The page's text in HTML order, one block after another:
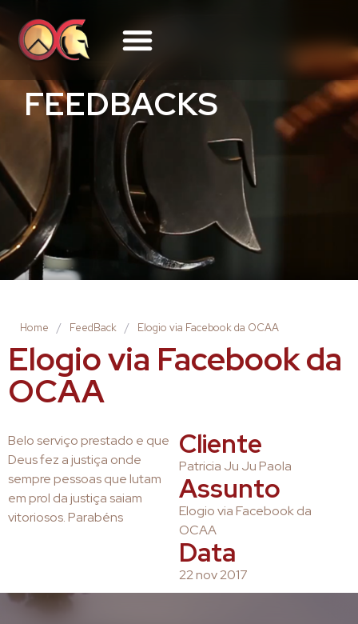
FEEDBACKS
Home / FeedBack / Elogio via Facebook da OCAA
Elogio via Facebook da
OCAA
Belo serviço prestado e que
Deus fez a justiça onde
sempre pessoas que lutam
em prol da justiça saiam
vitoriosos. Parabéns
Cliente
Patricia Ju Ju Paola
Assunto
Elogio via Facebook da
OCAA
Data
22 nov 2017